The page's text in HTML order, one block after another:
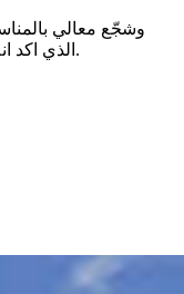
وشجّع معالي
الذي اكد انه يساعد كثيرا في التكوين المعرفي للتلاميذ.